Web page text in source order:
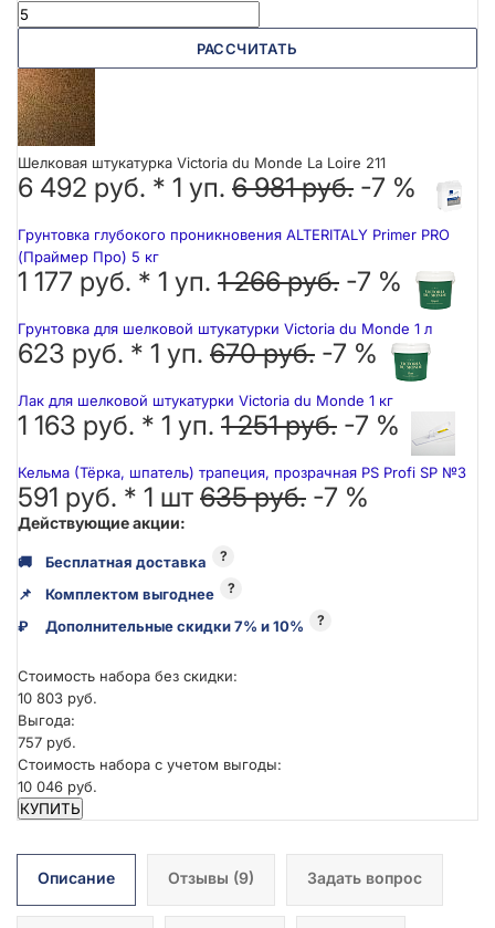
РАССЧИТАТЬ
Шелковая штукатурка Victoria du Monde La Loire 211
6 492 руб. * 1 уп. 6 981 руб. -7 %
Грунтовка глубокого проникновения ALTERITALY Primer PRO
(Праймер Про) 5 кг
1 177 руб. * 1 уп. 1 266 руб. -7 %
Грунтовка для шелковой штукатурки Victoria du Monde 1 л
623 руб. * 1 уп. 670 руб. -7 %
Лак для шелковой штукатурки Victoria du Monde 1 кг
1 163 руб. * 1 уп. 1 251 руб. -7 %
Кельма (Тёрка, шпатель) трапеция, прозрачная PS Profi SP №3
591 руб. * 1 шт 635 руб. -7 %
Действующие акции:
🚚 Бесплатная доставка ?
📌 Комплектом выгоднее ?
₽ Дополнительные скидки 7% и 10% ?
Стоимость набора без скидки:
10 803 руб.
Выгода:
757 руб.
Стоимость набора с учетом выгоды:
10 046 руб.
КУПИТЬ
Описание Отзывы (9) Задать вопрос